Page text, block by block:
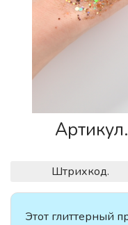
Штрихкод.
Этот глиттерный